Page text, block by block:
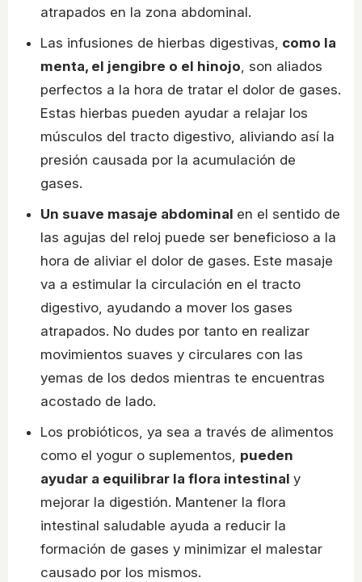
atrapados en la zona abdominal.
Las infusiones de hierbas digestivas, como la
menta, el jengibre o el hinojo, son aliados
perfectos a la hora de tratar el dolor de gases.
Estas hierbas pueden ayudar a relajar los
músculos del tracto digestivo, aliviando así la
presión causada por la acumulación de
gases.
Un suave masaje abdominal en el sentido de
las agujas del reloj puede ser beneficioso a la
hora de aliviar el dolor de gases. Este masaje
va a estimular la circulación en el tracto
digestivo, ayudando a mover los gases
atrapados. No dudes por tanto en realizar
movimientos suaves y circulares con las
yemas de los dedos mientras te encuentras
acostado de lado.
Los probióticos, ya sea a través de alimentos
como el yogur o suplementos, pueden
ayudar a equilibrar la flora intestinal y
mejorar la digestión. Mantener la flora
intestinal saludable ayuda a reducir la
formación de gases y minimizar el malestar
causado por los mismos.